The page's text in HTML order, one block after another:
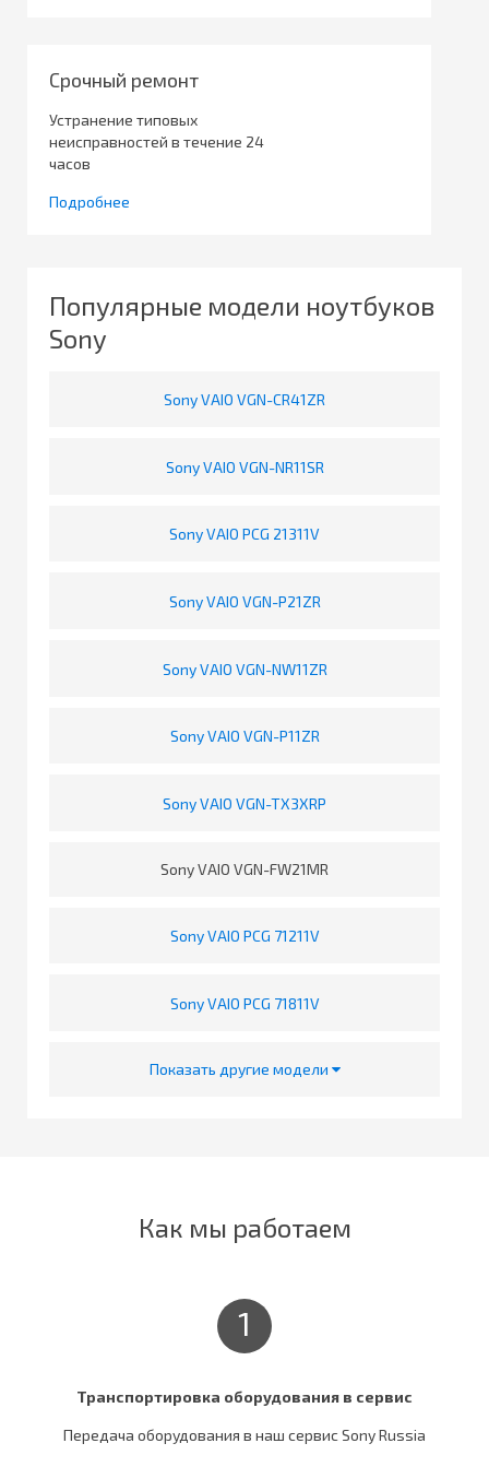
Срочный ремонт
Устранение типовых
неисправностей в течение 24
часов
Подробнее
Популярные модели ноутбуков
Sony
Sony VAIO VGN-CR41ZR
Sony VAIO VGN-NR11SR
Sony VAIO PCG 21311V
Sony VAIO VGN-P21ZR
Sony VAIO VGN-NW11ZR
Sony VAIO VGN-P11ZR
Sony VAIO VGN-TX3XRP
Sony VAIO VGN-FW21MR
Sony VAIO PCG 71211V
Sony VAIO PCG 71811V
Показать другие модели
Как мы работаем
1
Транспортировка оборудования в сервис
Передача оборудования в наш сервис Sony Russia